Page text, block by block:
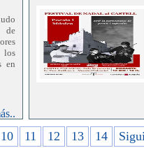
en
en
de
10 11 12 13 14